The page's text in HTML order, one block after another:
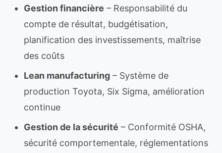
Gestion financière – Responsabilité du
compte de résultat, budgétisation,
planification des investissements, maîtrise
des coûts
Lean manufacturing – Système de
production Toyota, Six Sigma, amélioration
continue
Gestion de la sécurité – Conformité OSHA,
sécurité comportementale, réglementations